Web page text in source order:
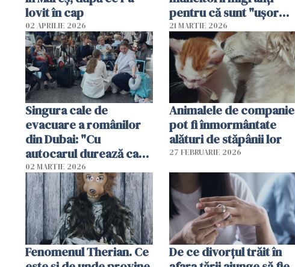
lovit în cap
02 APRILIE 2026
pentru că sunt "uşor
dispensabili"
21 MARTIE 2026
Singura cale de
evacuare a românilor
din Dubai: "Cu
autocarul durează cam
două zile"
02 MARTIE 2026
Animalele de companie
pot fi înmormântate
alături de stăpânii lor
27 FEBRUARIE 2026
Fenomenul Therian. Ce
De ce divorțul trăit în